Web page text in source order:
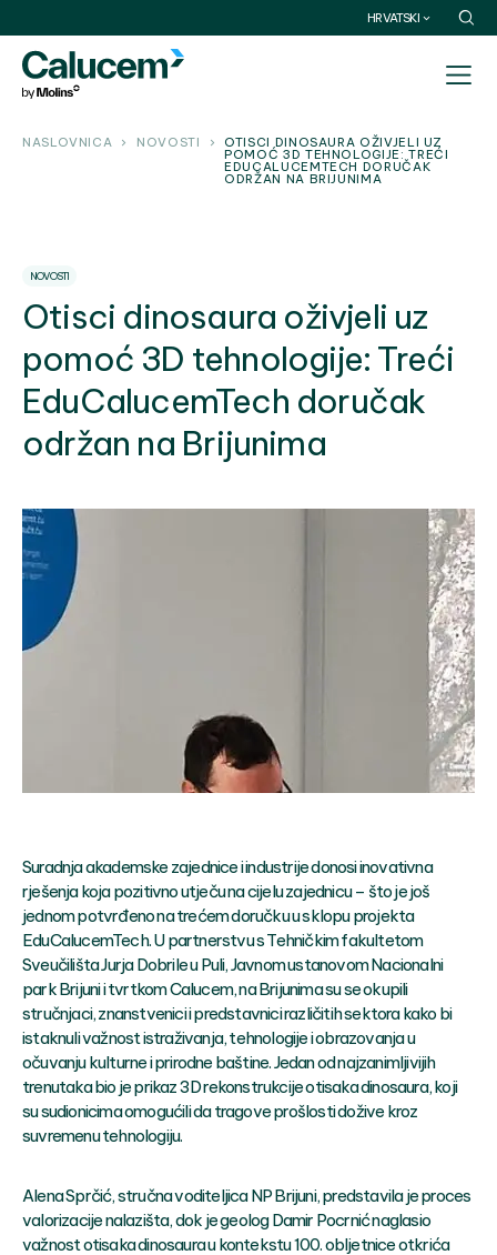
HRVATSKI
NASLOVNICA NOVOSTI OTISCI DINOSAURA OŽIVJELI UZ
POMOĆ 3D TEHNOLOGIJE: TREĆI
EDUCALUCEMTECH DORUČAK
ODRŽAN NA BRIJUNIMA
NOVOSTI
Otisci dinosaura oživjeli uz
pomoć 3D tehnologije: Treći
EduCalucemTech doručak
održan na Brijunima
Suradnja akademske zajednice i industrije donosi inovativna
rješenja koja pozitivno utječu na cijelu zajednicu – što je još
jednom potvrđeno na trećem doručku u sklopu projekta
EduCalucemTech. U partnerstvu s Tehničkim fakultetom
Sveučilišta Jurja Dobrile u Puli, Javnom ustanovom Nacionalni
park Brijuni i tvrtkom Calucem, na Brijunima su se okupili
stručnjaci, znanstvenici i predstavnici različitih sektora kako bi
istaknuli važnost istraživanja, tehnologije i obrazovanja u
očuvanju kulturne i prirodne baštine. Jedan od najzanimljivijih
trenutaka bio je prikaz 3D rekonstrukcije otisaka dinosaura, koji
su sudionicima omogućili da tragove prošlosti dožive kroz
suvremenu tehnologiju.
Alena Sprčić, stručna voditeljica NP Brijuni, predstavila je proces
valorizacije nalazišta, dok je geolog Damir Pocrnić naglasio
važnost otisaka dinosaura u kontekstu 100. obljetnice otkrića